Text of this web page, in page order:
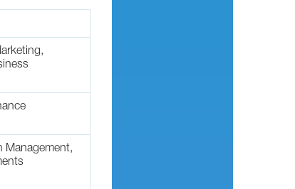
Management,